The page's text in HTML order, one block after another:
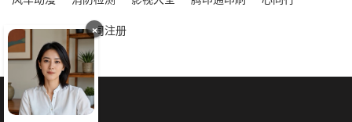
洗脸吧
海外公司注册
×
保函全国办理